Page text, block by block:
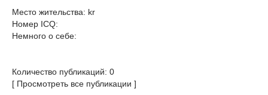
Место жительства: kr
Номер ICQ:
Немного о себе:
Количество публикаций: 0
[ Просмотреть все публикации ]